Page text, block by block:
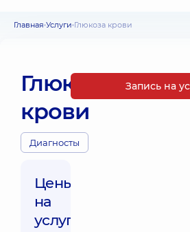
Главная Услуги Глюкоза крови
Глюкоза
крови
Диагносты
Цены
на
услуги:
Запись на